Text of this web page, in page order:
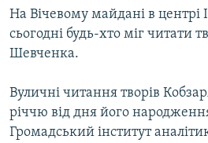
Перейти
до
пошуку
ПОГЛЯД
ІНТЕРВ'Ю
СПЕЦПРОЕКТИ
ДЕПОРТАЦІЯ
ЯК ОБІЙТИ БЛОКУВАННЯ
На Вічевому майдані в центрі
сьогодні будь-хто міг читати
Шевченка.
Вуличні читання творів
річчю від дня його
Громадський інститут